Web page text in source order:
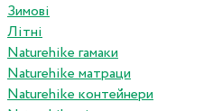
Зимові
Літні
Naturehike гамаки
Naturehike матраци
Naturehike контейнери